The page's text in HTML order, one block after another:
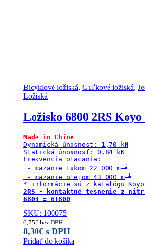
Bicyklové ložiská, Guľkové ložiská,
Ložiská
Ložisko 6800 2RS Koyo
Made in Chine
Dynamická únosnosť: 1,70 kN
Statická únosnosť: 0,84 kN
Frekvencia otáčania:
- mazanie tukom 22 000 m
- mazanie olejom 43 000 m
2RS - kontaktné tesnenie z
6800 = 61800
SKU: 100075
6,75€ bez DPH
8,30€ s DPH
Pridať do košíka